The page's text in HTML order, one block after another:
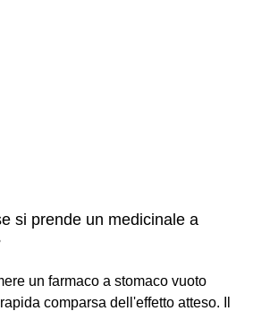
si prende un medicinale a
un farmaco a stomaco vuoto
comparsa dell'effetto atteso. Il